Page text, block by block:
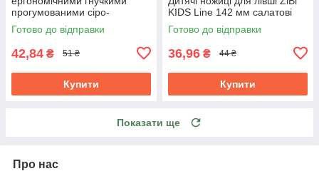
прогумованими сіро-
червоними ручками 1.8 мм
Готово до відправки
42,84 ₴ 51 ₴
Купити
KIDS Line 142 мм салатові
Готово до відправки
36,96 ₴ 44 ₴
Купити
Показати ще
Про нас